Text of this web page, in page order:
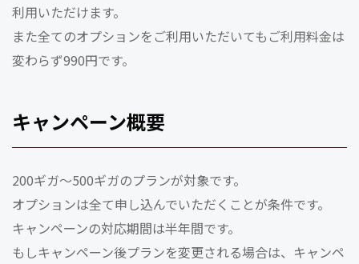
利用いただけます。
また全てのオプションをご利用いただいてもご利用料金は
変わらず990円です。
キャンペーン概要
200ギガ〜500ギガのプランが対象です。
オプションは全て申し込んでいただくことが条件です。
キャンペーンの対応期間は半年間です。
もしキャンペーン後プランを変更される場合は、キャンペ